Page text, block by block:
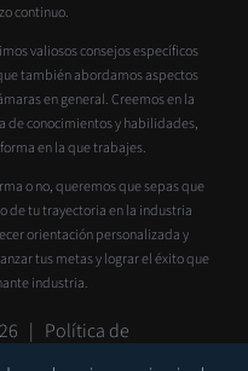
continuo.
valiosos consejos específicos
también abordamos aspectos
en general. Creemos en la
de conocimientos y habilidades,
en la que trabajes.
o no, queremos que sepas que
de tu trayectoria en la industria
orientación personalizada y
tus metas y lograr el éxito que
industria.
| Política de
Soporte